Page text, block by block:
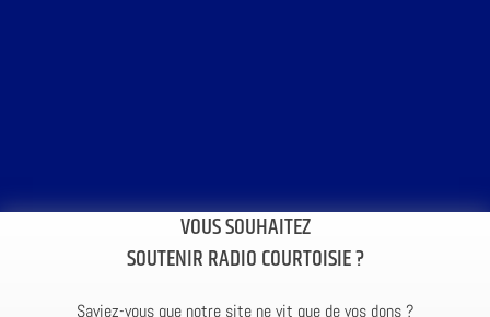
VOUS SOUHAITEZ
SOUTENIR RADIO COURTOISIE ?
Saviez-vous que notre site ne vit que de vos dons ?